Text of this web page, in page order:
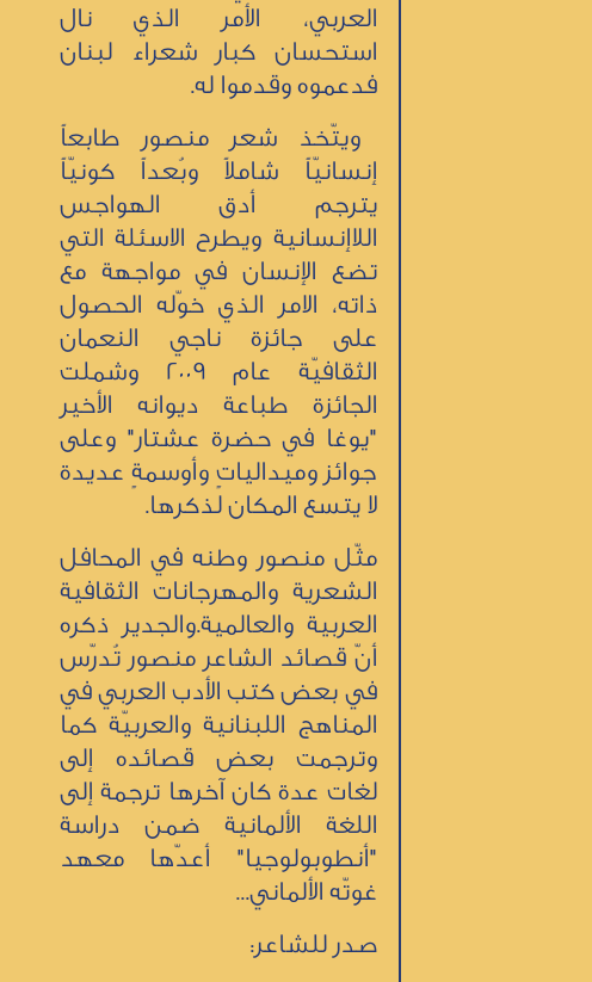
العربي، الأمر الذي نال
استحسان كبار شعراء لبنان
فدعموه وقدموا له.
ويتّخذ شعر منصور طابعاً
إنسانيّاً شاملاً وبُعداً كونيّاً
يترجم أدق الهواجس
اللاإنسانية ويطرح الاسئلة التي
تضع الإنسان في مواجهة مع
ذاته، الامر الذي خوّله الحصول
على جائزة ناجي النعمان
الثقافيّة عام 2009 وشملت
الجائزة طباعة ديوانه الأخير
"يوغا في حضرة عشتار" وعلى
جوائز وميدالياتٍ وأوسمةٍ عديدة
لا يتسع المكان لذكرها.
مثّل منصور وطنه في المحافل
الشعرية والمهرجانات الثقافية
العربية والعالمية.والجدير ذكره
أنّ قصائد الشاعر منصور تُدرّس
في بعض كتب الأدب العربي في
المناهج اللبنانية والعربيّة كما
وترجمت بعض قصائده إلى
لغات عدة كان آخرها ترجمة إلى
اللغة الألمانية ضمن دراسة
"أنطوبولوجيا" أعدّها معهد
غوتّه الألماني...
صدر للشاعر: